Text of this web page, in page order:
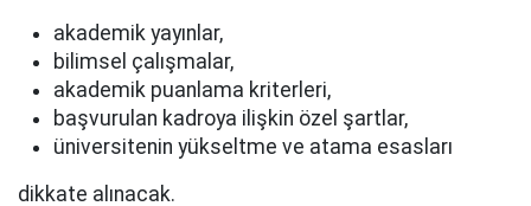
akademik yayınlar,
bilimsel çalışmalar,
akademik puanlama kriterleri,
başvurulan kadroya ilişkin özel şartlar,
üniversitenin yükseltme ve atama esasları
dikkate alınacak.